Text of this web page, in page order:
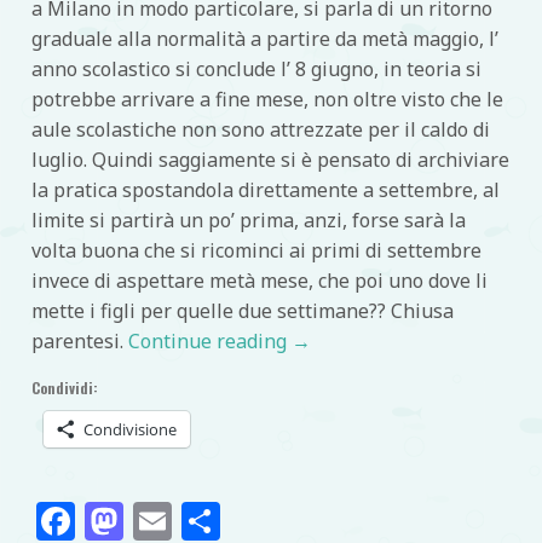
a Milano in modo particolare, si parla di un ritorno
graduale alla normalità a partire da metà maggio, l’
anno scolastico si conclude l’ 8 giugno, in teoria si
potrebbe arrivare a fine mese, non oltre visto che le
aule scolastiche non sono attrezzate per il caldo di
luglio. Quindi saggiamente si è pensato di archiviare
la pratica spostandola direttamente a settembre, al
limite si partirà un po’ prima, anzi, forse sarà la
volta buona che si ricominci ai primi di settembre
invece di aspettare metà mese, che poi uno dove li
mette i figli per quelle due settimane?? Chiusa
parentesi. Continue reading →
Condividi:
Condivisione
Facebook
Mastodon
EmailCondividi